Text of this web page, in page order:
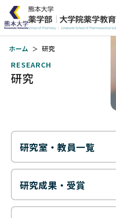
ホーム 研究
RESEARCH
研究
研究室・教員一覧
研究成果・受賞
トップ
入試
受験生の方